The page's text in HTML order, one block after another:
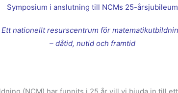
Symposium i anslutning till NCMs 25-årsjubileum
Ett nationellt resurscentrum för
– dåtid, nutid och framtid